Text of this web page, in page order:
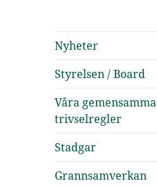
Nyheter
Styrelsen / Board
Våra gemensamma
trivselregler
Stadgar
Grannsamverkan